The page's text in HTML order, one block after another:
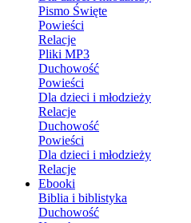
Pismo Święte
Powieści
Relacje
Pliki MP3
Duchowość
Powieści
Dla dzieci i młodzieży
Relacje
Duchowość
Powieści
Dla dzieci i młodzieży
Relacje
Ebooki
Biblia i biblistyka
Duchowość